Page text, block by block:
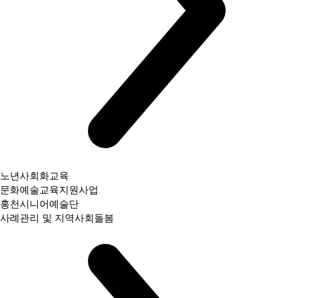
노년사회화교육
문화예술교육지원사업
홍천시니어예술단
사례관리 및 지역사회돌봄